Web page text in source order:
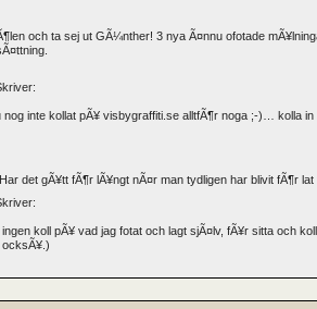
och ta sej ut GÃ¼nther! 3 nya Ã¤nnu ofotade
nog inte kollat pÃ¥ visbygraffiti.se alltfÃ¶r noga ;-)… kolla
det gÃ¥tt fÃ¶r lÃ¥ngt nÃ¤r man tydligen har blivit fÃ¶r lat
koll pÃ¥ vad jag fotat och lagt sjÃ¤lv, fÃ¥r sitta och
ocksÃ¥.)